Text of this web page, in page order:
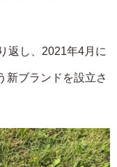
返し、2021年4月に
新ブランドを設立さ